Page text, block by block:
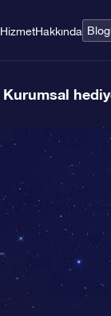
HizmetHakkında
Kurumsal